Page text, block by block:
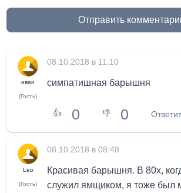
Отправить
иван
(Гость)
08.10.2018 в 11:10
симпатишная барышня
👍 0 👎 0
Leo
(Гость)
08.10.2018 в 08:48
Красивая барышня. В 80х,
служил ямщиком, я тоже был